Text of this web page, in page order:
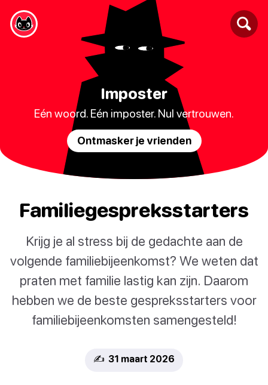
Imposter
Eén woord. Eén imposter. Nul vertrouwen.
Ontmasker je vrienden
Familiegespreksstarters
Krijg je al stress bij de gedachte aan de
volgende familiebijeenkomst? We weten dat
praten met familie lastig kan zijn. Daarom
hebben we de beste gespreksstarters voor
familiebijeenkomsten samengesteld!
✍️ 31 maart 2026